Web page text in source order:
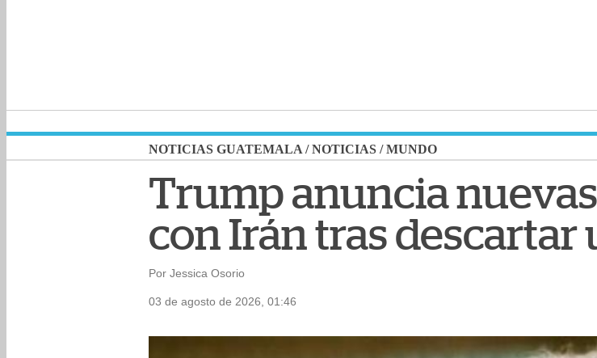
NOTICIAS GUATEMALA /NOTICIAS /MUNDO
Trump anuncia
con Irán tras descartar
Por Jessica Osorio
03 de agosto de 2026, 01:46